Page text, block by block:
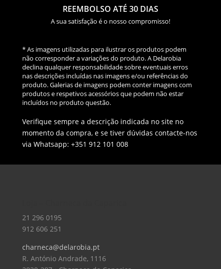
REEMBOLSO ATÉ 30 DIAS
A sua satisfação é o nosso compromisso!
* As imagens utilizadas para ilustrar os produtos podem
não corresponder a variações do produto. A Delarobia
declina qualquer responsabilidade sobre eventuais erros
nas descrições incluídas nas imagens e/ou referências do
produto. Galerias de imagens podem conter imagens com
produtos e respetivos acessórios que podem não estar
incluídos no produto questão.
Verifique sempre a descrição indicada no site no
momento da compra, e se tiver dúvidas contacte-nos
via Whatsapp: +351 912 101 008
21 296 0195
912 606 251
charneca@delarobia.pt
R. António Andrade, 1116